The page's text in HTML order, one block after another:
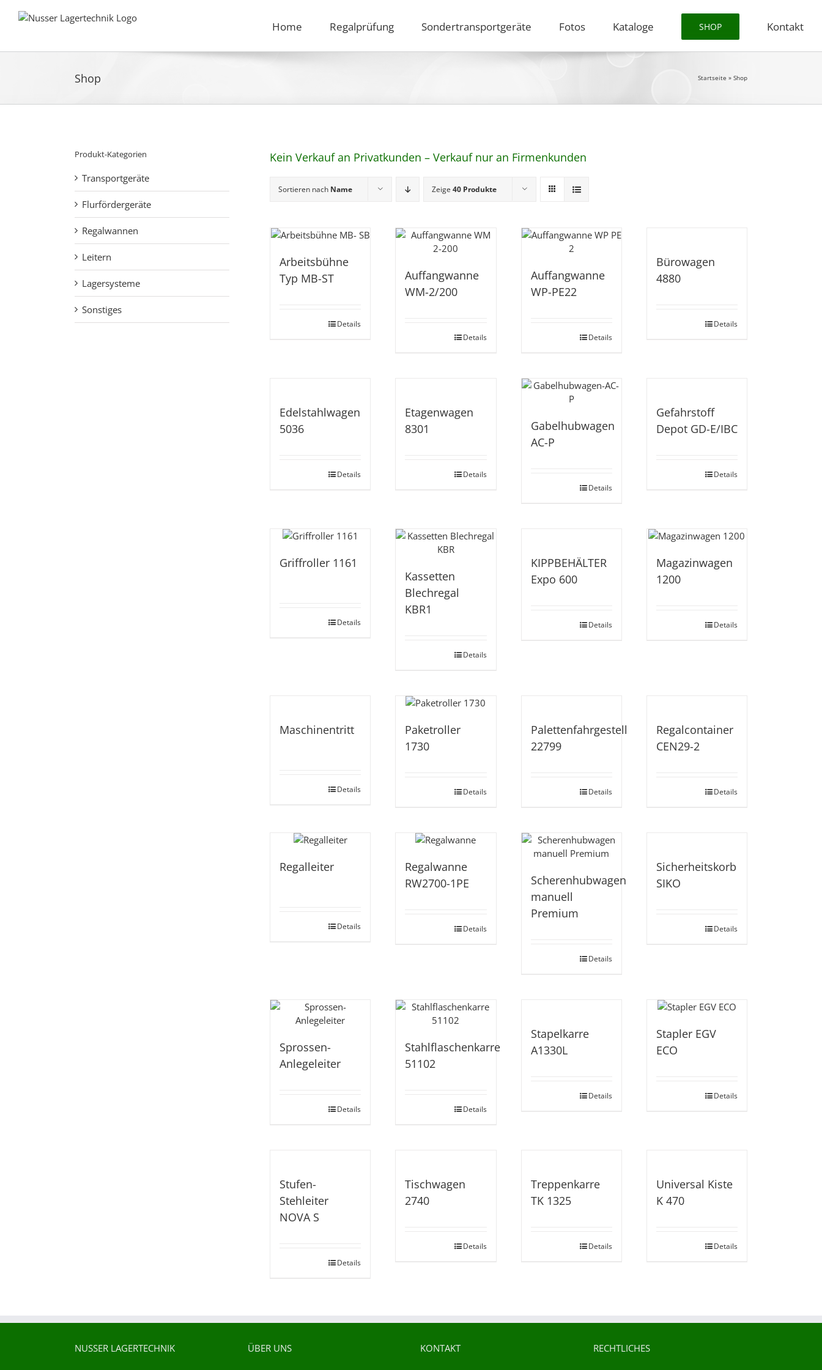
Inhalt
Home Regalprüfung Sondertransportgeräte Fotos Kataloge SHOP Kontakt
Shop Startseite » Shop
Kein Verkauf an Privatkunden – Verkauf nur an Firmenkunden
Sortieren nach Name Zeige 40 Produkte
Arbeitsbühne
Typ MB-ST
Details
Auffangwanne
WM-2/200
Details
Auffangwanne
WP-PE22
Details
Bürowagen
4880
Details
Edelstahlwagen
5036
Details
Etagenwagen
8301
Details
Gabelhubwagen
AC-P
Details
Gefahrstoff
Depot GD-E/IBC
Details
Griffroller 1161
Details
Kassetten
Blechregal
KBR1
Details
KIPPBEHÄLTER
Expo 600
Details
Magazinwagen
1200
Details
Maschinentritt
Details
Paketroller
1730
Details
Palettenfahrgestell
22799
Details
Regalcontainer
CEN29-2
Details
Regalleiter
Details
Regalwanne
RW2700-1PE
Details
Scherenhubwagen
manuell
Premium
Details
Sicherheitskorb
SIKO
Details
Sprossen-
Anlegeleiter
Details
Stahlflaschenkarre
51102
Details
Stapelkarre
A1330L
Details
Stapler EGV
ECO
Details
Stufen-
Stehleiter
NOVA S
Details
Tischwagen
2740
Details
Treppenkarre
TK 1325
Details
Universal Kiste
K 470
Details
Produkt-Kategorien
Transportgeräte
Flurfördergeräte
Regalwannen
Leitern
Lagersysteme
Sonstiges
NUSSER LAGERTECHNIK ÜBER UNS KONTAKT RECHTLICHES